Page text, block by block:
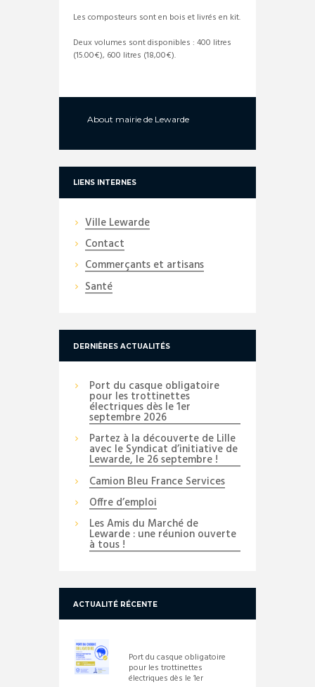
Les composteurs sont en bois et livrés en kit.
Deux volumes sont disponibles : 400 litres
(15.00€), 600 litres (18,00€).
About mairie de Lewarde
LIENS INTERNES
Ville Lewarde
Contact
Commerçants et artisans
Santé
DERNIÈRES ACTUALITÉS
Port du casque obligatoire
pour les trottinettes
électriques dès le 1er
septembre 2026
Partez à la découverte de Lille
avec le Syndicat d’initiative de
Lewarde, le 26 septembre !
Camion Bleu France Services
Offre d’emploi
Les Amis du Marché de
Lewarde : une réunion ouverte
à tous !
ACTUALITÉ RÉCENTE
Port du casque obligatoire
pour les trottinettes
électriques dès le 1er